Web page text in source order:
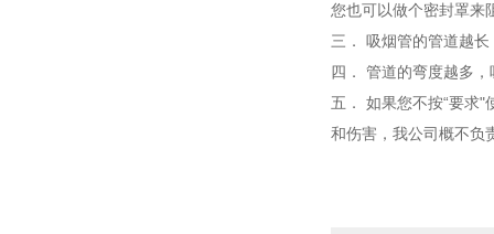
您也可以做个密封罩来
三． 吸烟管的管道越
四． 管道的弯度越多
五． 如果您不按“要求"
和伤害，我公司概不负